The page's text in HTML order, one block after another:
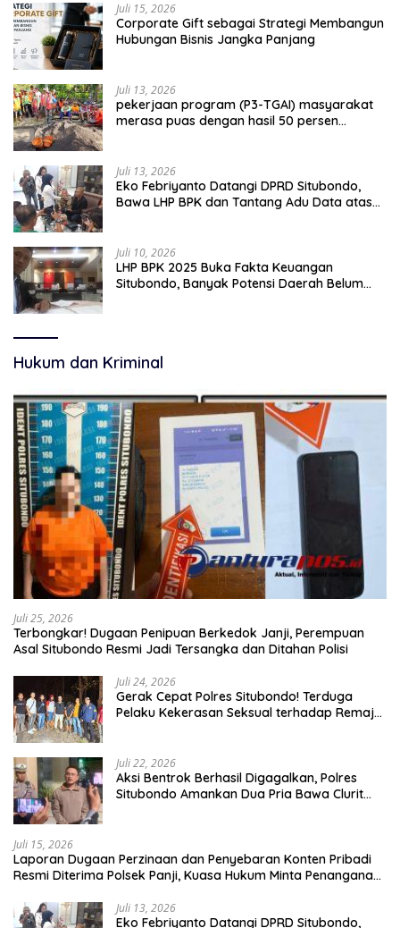
Juli 15, 2026
Corporate Gift sebagai Strategi Membangun
Hubungan Bisnis Jangka Panjang
Juli 13, 2026
pekerjaan program (P3-TGAI) masyarakat
merasa puas dengan hasil 50 persen
Juli 13, 2026
Eko Febriyanto Datangi DPRD Situbondo,
Bawa LHP BPK dan Tantang Adu Data atas
Juli 10, 2026
LHP BPK 2025 Buka Fakta Keuangan
Situbondo, Banyak Potensi Daerah Belum
Hukum dan Kriminal
Juli 25, 2026
Terbongkar! Dugaan Penipuan Berkedok Janji, Perempuan
Asal Situbondo Resmi Jadi Tersangka dan Ditahan Polisi
Juli 24, 2026
Gerak Cepat Polres Situbondo! Terduga
Pelaku Kekerasan Seksual terhadap Remaja
Juli 22, 2026
Aksi Bentrok Berhasil Digagalkan, Polres
Situbondo Amankan Dua Pria Bawa Clurit
Juli 15, 2026
Laporan Dugaan Perzinaan dan Penyebaran Konten Pribadi
Resmi Diterima Polsek Panji, Kuasa Hukum Minta Penanganan
Juli 13, 2026
Eko Febriyanto Datangi DPRD Situbondo,